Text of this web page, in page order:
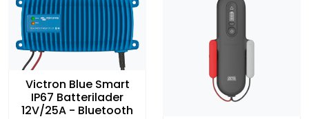
Victron Blue Smart
IP67 Batterilader
12V/25A - Bluetooth